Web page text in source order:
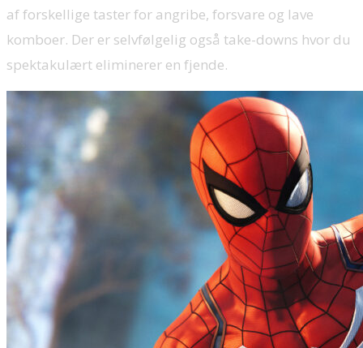
af forskellige taster for angribe, forsvare og lave
komboer. Der er selvfølgelig også take-downs hvor du
spektakulært eliminerer en fjende.